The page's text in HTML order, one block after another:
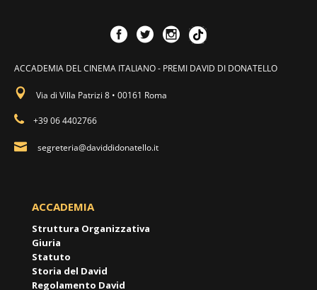
ACCADEMIA DEL CINEMA ITALIANO - PREMI DAVID DI DONATELLO
Via di Villa Patrizi 8 • 00161 Roma
+39 06 4402766
segreteria@daviddidonatello.it
ACCADEMIA
Struttura Organizzativa
Giuria
Statuto
Storia del David
Regolamento David